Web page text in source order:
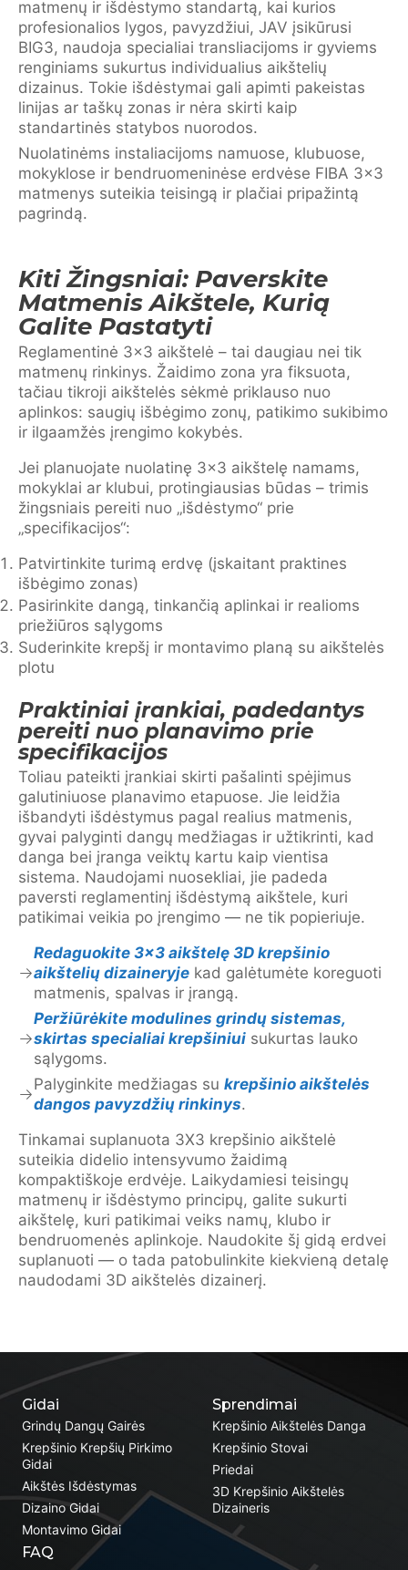
matmenų ir išdėstymo standartą, kai kurios
profesionalios lygos, pavyzdžiui, JAV įsikūrusi
BIG3, naudoja specialiai transliacijoms ir gyviems
renginiams sukurtus individualius aikštelių
dizainus. Tokie išdėstymai gali apimti pakeistas
linijas ar taškų zonas ir nėra skirti kaip
standartinės statybos nuorodos.
Nuolatinėms instaliacijoms namuose, klubuose,
mokyklose ir bendruomeninėse erdvėse FIBA 3×3
matmenys suteikia teisingą ir plačiai pripažintą
pagrindą.
Kiti Žingsniai: Paverskite
Matmenis Aikštele, Kurią
Galite Pastatyti
Reglamentinė 3×3 aikštelė – tai daugiau nei tik
matmenų rinkinys. Žaidimo zona yra fiksuota,
tačiau tikroji aikštelės sėkmė priklauso nuo
aplinkos: saugių išbėgimo zonų, patikimo sukibimo
ir ilgaamžės įrengimo kokybės.
Jei planuojate nuolatinę 3×3 aikštelę namams,
mokyklai ar klubui, protingiausias būdas – trimis
žingsniais pereiti nuo „išdėstymo“ prie
„specifikacijos“:
Patvirtinkite turimą erdvę (įskaitant praktines
išbėgimo zonas)
Pasirinkite dangą, tinkančią aplinkai ir realioms
priežiūros sąlygoms
Suderinkite krepšį ir montavimo planą su aikštelės
plotu
Praktiniai įrankiai, padedantys
pereiti nuo planavimo prie
specifikacijos
Toliau pateikti įrankiai skirti pašalinti spėjimus
galutiniuose planavimo etapuose. Jie leidžia
išbandyti išdėstymus pagal realius matmenis,
gyvai palyginti dangų medžiagas ir užtikrinti, kad
danga bei įranga veiktų kartu kaip vientisa
sistema. Naudojami nuosekliai, jie padeda
paversti reglamentinį išdėstymą aikštele, kuri
patikimai veikia po įrengimo — ne tik popieriuje.
Redaguokite 3×3 aikštelę 3D krepšinio
aikštelių dizaineryje kad galėtumėte koreguoti
matmenis, spalvas ir įrangą.
Peržiūrėkite modulines grindų sistemas,
skirtas specialiai krepšiniui sukurtas lauko
sąlygoms.
Palyginkite medžiagas su krepšinio aikštelės
dangos pavyzdžių rinkinys.
Tinkamai suplanuota 3X3 krepšinio aikštelė
suteikia didelio intensyvumo žaidimą
kompaktiškoje erdvėje. Laikydamiesi teisingų
matmenų ir išdėstymo principų, galite sukurti
aikštelę, kuri patikimai veiks namų, klubo ir
bendruomenės aplinkoje. Naudokite šį gidą erdvei
suplanuoti — o tada patobulinkite kiekvieną detalę
naudodami 3D aikštelės dizainerį.
Sprendimai
Krepšinio Aikštelės Danga
Krepšinio Stovai
Priedai
3D Krepšinio Aikštelės
Dizaineris
Gidai
Grindų Dangų Gairės
Krepšinio Krepšių Pirkimo
Gidai
Aikštės Išdėstymas
Dizaino Gidai
Montavimo Gidai
FAQ